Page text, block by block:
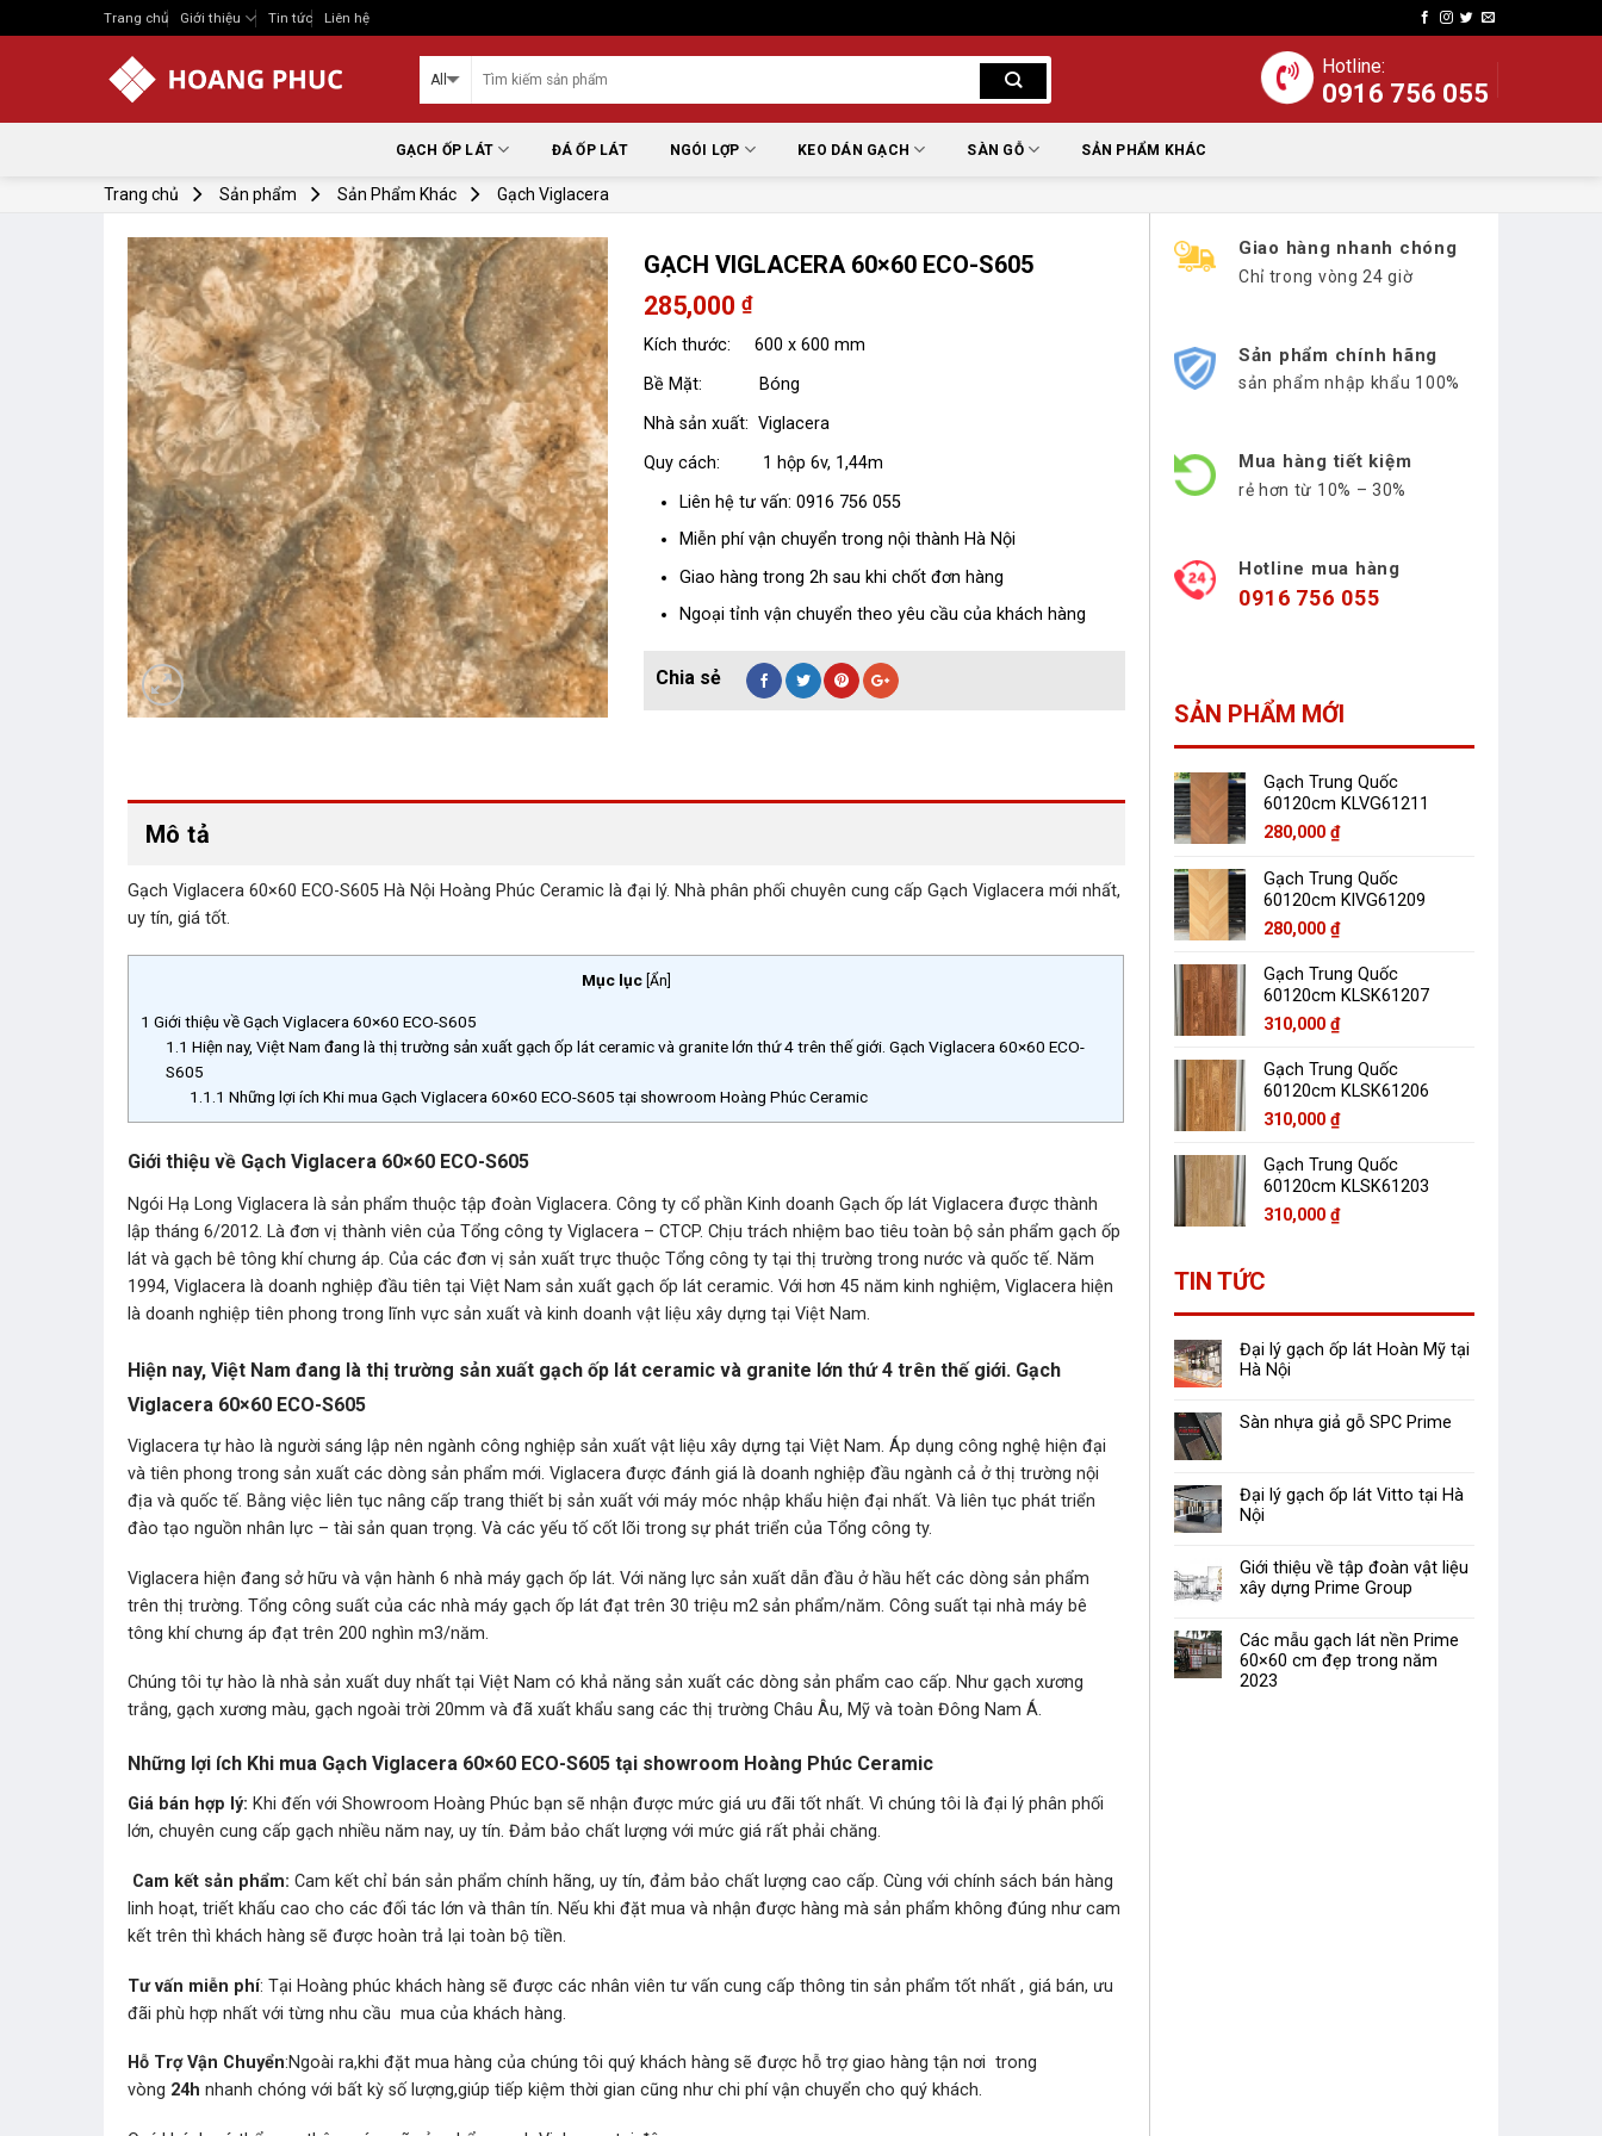
to
Trang chủ Giới thiệu Tin tức Liên hệ
Hotline:
0916 756 055
GẠCH ỐP LÁT ĐÁ ỐP LÁT NGÓI LỢP KEO DÁN GẠCH SÀN GỖ SẢN PHẨM KHÁC
Trang chủ Sản phẩm Sản Phẩm Khác Gạch Viglacera
GẠCH VIGLACERA 60×60 ECO-S605
285,000₫
Kích thước: 600 x 600 mm
Bề Mặt: Bóng
Nhà sản xuất: Viglacera
Quy cách: 1 hộp 6v, 1,44m
Liên hệ tư vấn: 0916 756 055
Miễn phí vận chuyển trong nội thành Hà Nội
Giao hàng trong 2h sau khi chốt đơn hàng
Ngoại tỉnh vận chuyển theo yêu cầu của khách hàng
Mô tả
Gạch Viglacera 60×60 ECO-S605 Hà Nội Hoàng Phúc Ceramic là đại lý. Nhà phân phối chuyên cung cấp Gạch Viglacera mới nhất,
uy tín, giá tốt.
Mục lục Ẩn
1 Giới thiệu về Gạch Viglacera 60×60 ECO-S605
1.1 Hiện nay, Việt Nam đang là thị trường sản xuất gạch ốp lát ceramic và granite lớn thứ 4 trên thế giới. Gạch Viglacera 60×60 ECO-
S605
1.1.1 Những lợi ích Khi mua Gạch Viglacera 60×60 ECO-S605 tại showroom Hoàng Phúc Ceramic
Giới thiệu về Gạch Viglacera 60×60 ECO-S605
Ngói Hạ Long Viglacera là sản phẩm thuộc tập đoàn Viglacera. Công ty cổ phần Kinh doanh Gạch ốp lát Viglacera được thành
lập tháng 6/2012. Là đơn vị thành viên của Tổng công ty Viglacera – CTCP. Chịu trách nhiệm bao tiêu toàn bộ sản phẩm gạch ốp
lát và gạch bê tông khí chưng áp. Của các đơn vị sản xuất trực thuộc Tổng công ty tại thị trường trong nước và quốc tế. Năm
1994, Viglacera là doanh nghiệp đầu tiên tại Việt Nam sản xuất gạch ốp lát ceramic. Với hơn 45 năm kinh nghiệm, Viglacera hiện
là doanh nghiệp tiên phong trong lĩnh vực sản xuất và kinh doanh vật liệu xây dựng tại Việt Nam.
Hiện nay, Việt Nam đang là thị trường sản xuất gạch ốp lát ceramic và granite lớn thứ 4 trên thế giới. Gạch
Viglacera 60×60 ECO-S605
Viglacera tự hào là người sáng lập nên ngành công nghiệp sản xuất vật liệu xây dựng tại Việt Nam. Áp dụng công nghệ hiện đại
và tiên phong trong sản xuất các dòng sản phẩm mới. Viglacera được đánh giá là doanh nghiệp đầu ngành cả ở thị trường nội
địa và quốc tế. Bằng việc liên tục nâng cấp trang thiết bị sản xuất với máy móc nhập khẩu hiện đại nhất. Và liên tục phát triển
đào tạo nguồn nhân lực – tài sản quan trọng. Và các yếu tố cốt lõi trong sự phát triển của Tổng công ty.
Viglacera hiện đang sở hữu và vận hành 6 nhà máy gạch ốp lát. Với năng lực sản xuất dẫn đầu ở hầu hết các dòng sản phẩm
trên thị trường. Tổng công suất của các nhà máy gạch ốp lát đạt trên 30 triệu m2 sản phẩm/năm. Công suất tại nhà máy bê
tông khí chưng áp đạt trên 200 nghìn m3/năm.
Chúng tôi tự hào là nhà sản xuất duy nhất tại Việt Nam có khả năng sản xuất các dòng sản phẩm cao cấp. Như gạch xương
trắng, gạch xương màu, gạch ngoài trời 20mm và đã xuất khẩu sang các thị trường Châu Âu, Mỹ và toàn Đông Nam Á.
Những lợi ích Khi mua Gạch Viglacera 60×60 ECO-S605 tại showroom Hoàng Phúc Ceramic
Giá bán hợp lý: Khi đến với Showroom Hoàng Phúc bạn sẽ nhận được mức giá ưu đãi tốt nhất. Vì chúng tôi là đại lý phân phối
lớn, chuyên cung cấp gạch nhiều năm nay, uy tín. Đảm bảo chất lượng với mức giá rất phải chăng.
Cam kết sản phẩm: Cam kết chỉ bán sản phẩm chính hãng, uy tín, đảm bảo chất lượng cao cấp. Cùng với chính sách bán hàng
linh hoạt, triết khấu cao cho các đối tác lớn và thân tín. Nếu khi đặt mua và nhận được hàng mà sản phẩm không đúng như cam
kết trên thì khách hàng sẽ được hoàn trả lại toàn bộ tiền.
Tư vấn miễn phí: Tại Hoàng phúc khách hàng sẽ được các nhân viên tư vấn cung cấp thông tin sản phẩm tốt nhất , giá bán, ưu
đãi phù hợp nhất với từng nhu cầu mua của khách hàng.
Hỗ Trợ Vận Chuyển:Ngoài ra,khi đặt mua hàng của chúng tôi quý khách hàng sẽ được hỗ trợ giao hàng tận nơi trong
vòng 24h nhanh chóng với bất kỳ số lượng,giúp tiếp kiệm thời gian cũng như chi phí vận chuyển cho quý khách.
Giao hàng nhanh chóng
Chỉ trong vòng 24 giờ
Sản phẩm chính hãng
sản phẩm nhập khẩu 100%
Mua hàng tiết kiệm
rẻ hơn từ 10% – 30%
Hotline mua hàng
0916 756 055
SẢN PHẨM MỚI
Gạch Trung Quốc
60120cm KLVG61211
280,000 ₫
Gạch Trung Quốc
60120cm KlVG61209
280,000 ₫
Gạch Trung Quốc
60120cm KLSK61207
310,000 ₫
Gạch Trung Quốc
60120cm KLSK61206
310,000 ₫
Gạch Trung Quốc
60120cm KLSK61203
310,000 ₫
TIN TỨC
Đại lý gạch ốp lát Hoàn Mỹ tại
Hà Nội
Sàn nhựa giả gỗ SPC Prime
Đại lý gạch ốp lát Vitto tại Hà
Nội
Giới thiệu về tập đoàn vật liệu
xây dựng Prime Group
Các mẫu gạch lát nền Prime
60×60 cm đẹp trong năm
2023